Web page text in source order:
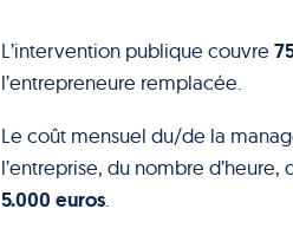
L’intervention publique couvre
l’entrepreneure remplacée.
Le coût mensuel du/de la
l’entreprise, du nombre
5.000 euros.